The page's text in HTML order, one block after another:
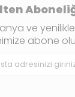
ve
abone